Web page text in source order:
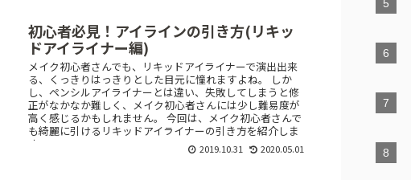
初心者必見！アイラインの引き方(リキッ
ドアイライナー編)
メイク初心者さんでも、リキッドアイライナーで演出出来
る、くっきりはっきりとした目元に憧れますよね。 しか
し、ペンシルアイライナーとは違い、失敗してしまうと修
正がなかなか難しく、メイク初心者さんには少し難易度が
高く感じるかもしれません。 今回は、メイク初心者さんで
も綺麗に引けるリキッドアイライナーの引き方を紹介しま
す。
2019.10.31 2020.05.01